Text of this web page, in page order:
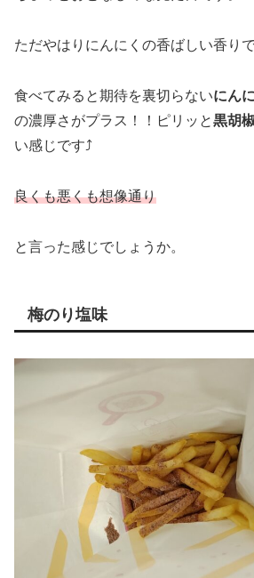
ただやはりにんにくの香ばしい香り
食べてみると期待を裏切らないにん
の濃厚さがプラス！！ピリッと黒胡
い感じです⤴
良くも悪くも想像通り
と言った感じでしょうか。
梅のり塩味